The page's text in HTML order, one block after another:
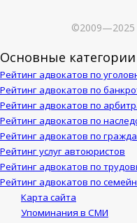
©2009—2025
Основные
Рейтинг адвокатов по
Рейтинг адвокатов по
Рейтинг адвокатов по
Рейтинг адвокатов по
Рейтинг адвокатов по
Рейтинг услуг автоюристов
Рейтинг адвокатов по
Рейтинг адвокатов по
Карта сайта
Упоминания в СМИ